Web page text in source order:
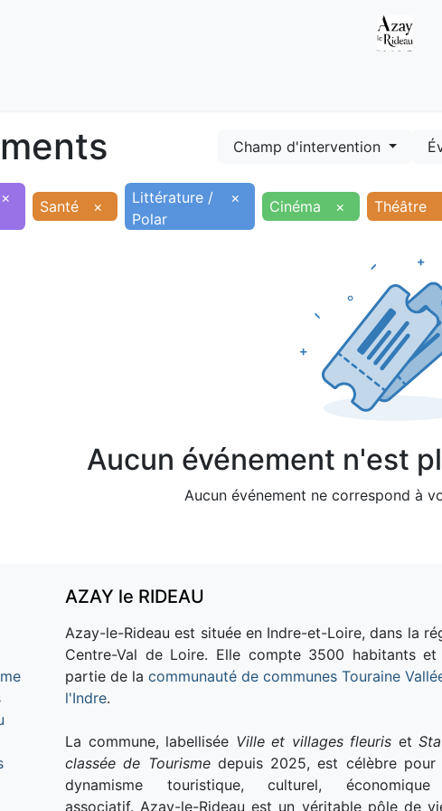
Champ d'intervention
× Santé ×
Littérature /
Polar
× Cinéma × Théâtre
Aucun événement n'est
Aucun événement ne correspond à
AZAY le RIDEAU
Azay-le-Rideau est située en Indre-et-Loire, dans la
Centre-Val de Loire. Elle compte 3500 habitants
partie de la communauté de communes Touraine
l'Indre.
La commune, labellisée Ville et villages fleuris et
classée de Tourismedepuis 2025, est célèbre pour
dynamisme touristique, culturel,
associatif. Azay-le-Rideau est un véritable pôle de